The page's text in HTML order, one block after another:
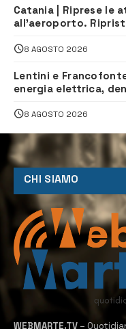
Catania | Riprese le
all’aeroporto.
8 AGOSTO 2026
Lentini e
energia elettrica,
8 AGOSTO 2026
CHI SIAMO
WEBMARTE.TV –